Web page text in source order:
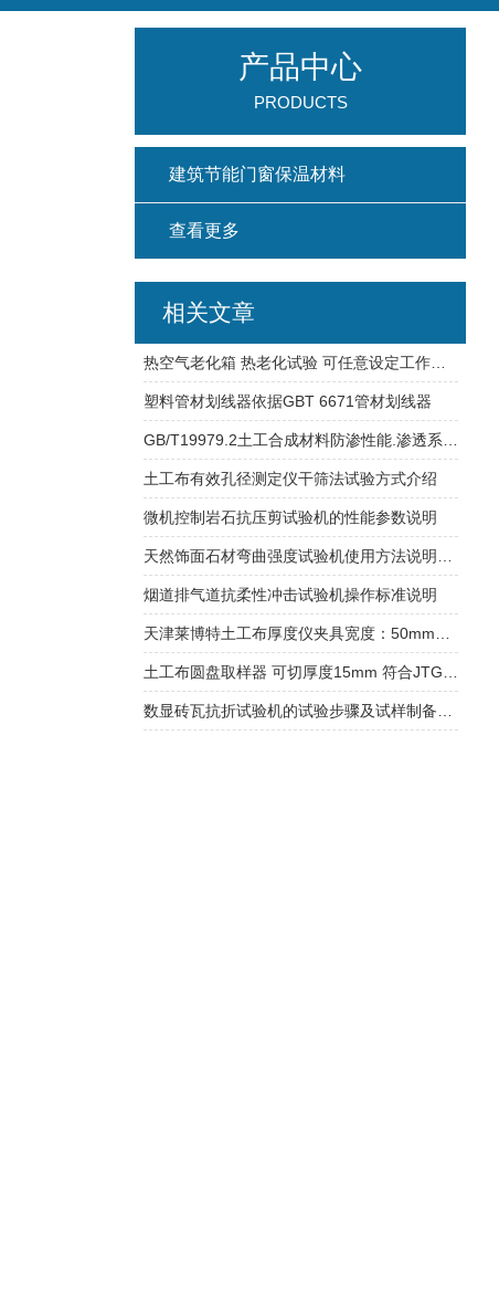
产品中心
PRODUCTS
建筑节能门窗保温材料
查看更多
相关文章
热空气老化箱 热老化试验 可任意设定工作温度 自动恒温
塑料管材划线器依据GBT 6671管材划线器
土工布有效孔径测定仪干筛法试验方式介绍
微机控制岩石抗压剪试验机的性能参数说明
烟道排气道抗柔性冲击试验机操作标准说明